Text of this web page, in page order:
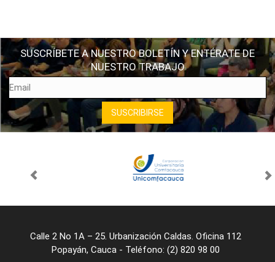
SUSCRÍBETE A NUESTRO BOLETÍN Y ENTÉRATE DE
NUESTRO TRABAJO
Calle 2 No 1A – 25. Urbanización Caldas. Oficina 112
Popayán, Cauca - Teléfono: (2) 820 98 00